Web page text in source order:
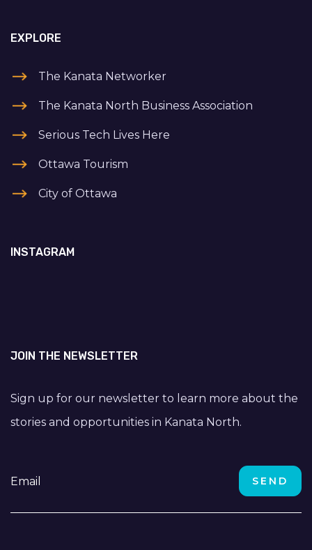
EXPLORE
The Kanata Networker
The Kanata North Business Association
Serious Tech Lives Here
Ottawa Tourism
City of Ottawa
INSTAGRAM
JOIN THE NEWSLETTER
Sign up for our newsletter to learn more about the
stories and opportunities in Kanata North.